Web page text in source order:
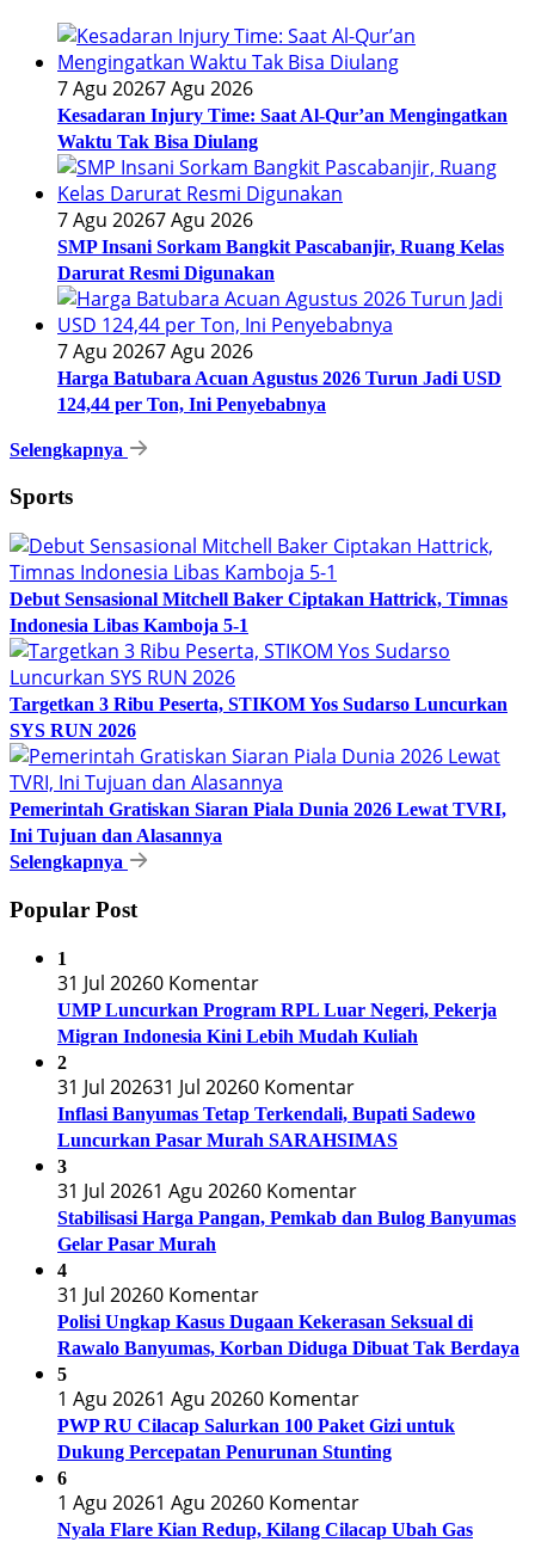
7 Agu 20267 Agu 2026
Kesadaran Injury Time: Saat Al-Qur’an Mengingatkan
Waktu Tak Bisa Diulang
7 Agu 20267 Agu 2026
SMP Insani Sorkam Bangkit Pascabanjir, Ruang Kelas
Darurat Resmi Digunakan
7 Agu 20267 Agu 2026
Harga Batubara Acuan Agustus 2026 Turun Jadi USD
124,44 per Ton, Ini Penyebabnya
Selengkapnya
Sports
Debut Sensasional Mitchell Baker Ciptakan Hattrick, Timnas
Indonesia Libas Kamboja 5-1
Targetkan 3 Ribu Peserta, STIKOM Yos Sudarso Luncurkan
SYS RUN 2026
Pemerintah Gratiskan Siaran Piala Dunia 2026 Lewat TVRI,
Ini Tujuan dan Alasannya
Selengkapnya
Popular Post
1
31 Jul 20260 Komentar
UMP Luncurkan Program RPL Luar Negeri, Pekerja
Migran Indonesia Kini Lebih Mudah Kuliah
2
31 Jul 202631 Jul 20260 Komentar
Inflasi Banyumas Tetap Terkendali, Bupati Sadewo
Luncurkan Pasar Murah SARAHSIMAS
3
31 Jul 20261 Agu 20260 Komentar
Stabilisasi Harga Pangan, Pemkab dan Bulog Banyumas
Gelar Pasar Murah
4
31 Jul 20260 Komentar
Polisi Ungkap Kasus Dugaan Kekerasan Seksual di
Rawalo Banyumas, Korban Diduga Dibuat Tak Berdaya
5
1 Agu 20261 Agu 20260 Komentar
PWP RU Cilacap Salurkan 100 Paket Gizi untuk
Dukung Percepatan Penurunan Stunting
6
1 Agu 20261 Agu 20260 Komentar
Nyala Flare Kian Redup, Kilang Cilacap Ubah Gas